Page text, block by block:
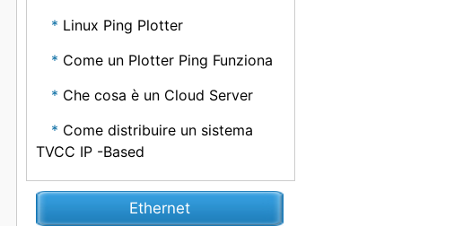
Linux Ping Plotter
Come un Plotter Ping Funziona
Che cosa è un Cloud Server
Come distribuire un sistema
TVCC IP -Based
Ethernet